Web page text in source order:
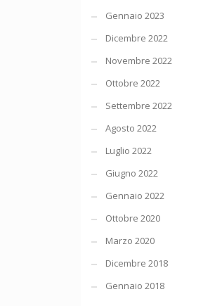
Gennaio 2023
Dicembre 2022
Novembre 2022
Ottobre 2022
Settembre 2022
Agosto 2022
Luglio 2022
Giugno 2022
Gennaio 2022
Ottobre 2020
Marzo 2020
Dicembre 2018
Gennaio 2018